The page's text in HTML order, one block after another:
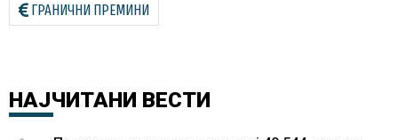
ГРАНИЧНИ ПРЕМИНИ
НАЈЧИТАНИ ВЕСТИ